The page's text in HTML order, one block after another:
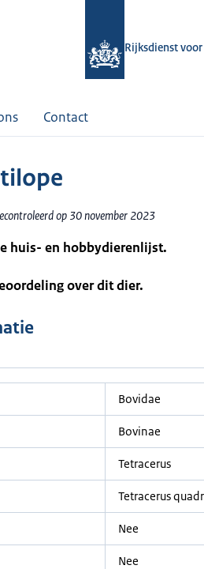
Rijksdienst
Contact
op 30 november 2023
huis- en hobbydierenlijst.
over dit dier.
Bovidae
Bovinae
Tetracerus
Tetracerus
Nee
Nee